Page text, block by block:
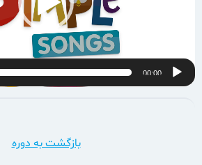
00:00
بازگشت به دوره